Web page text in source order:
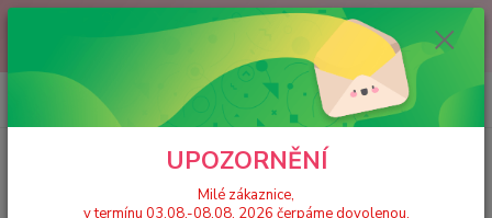
Milé zákaznice, v termínu 03.08.-08.08. 2026 čerpáme dovolenou.
Objednávky přijaté v tomto období budou odeslány v pondělí 11.08.
2026 Děkujeme za pochopení 🌞
CZK
+420 777 224 390
(Po-Pá, 9-17 hod.)
0 Kč
UPOZORNĚNÍ
Milé zákaznice,
v termínu 03.08.-08.08. 2026 čerpáme dovolenou.